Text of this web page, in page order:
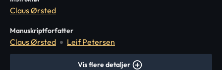
Claus Ørsted
Manuskriptforfatter
Claus Ørsted Leif Petersen
Vis flere detaljer